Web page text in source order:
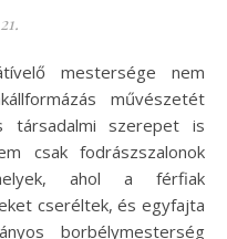
művészetét
társadalmi szerepet is
csak fodrászszalonok
ahol a férfiak
cseréltek, és egyfajta
borbélymesterség